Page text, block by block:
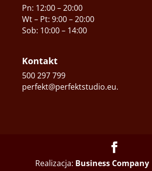
Pn: 12:00 – 20:00
Wt – Pt: 9:00 – 20:00
Sob: 10:00 – 14:00
Kontakt
500 297 799
perfekt@perfektstudio.eu.
Realizacja: Business Company